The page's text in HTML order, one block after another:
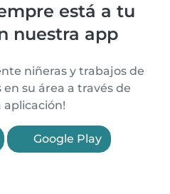
está a tu
nuestra app
niñeras y trabajos de
su área a través de
aplicación!
Google Play